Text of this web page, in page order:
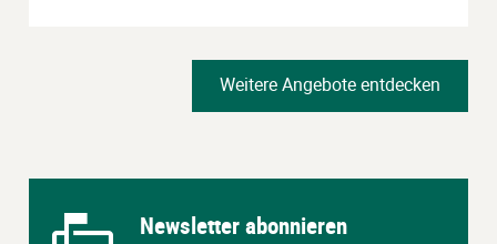
Weitere Angebote entdecken
Newsletter abonnieren